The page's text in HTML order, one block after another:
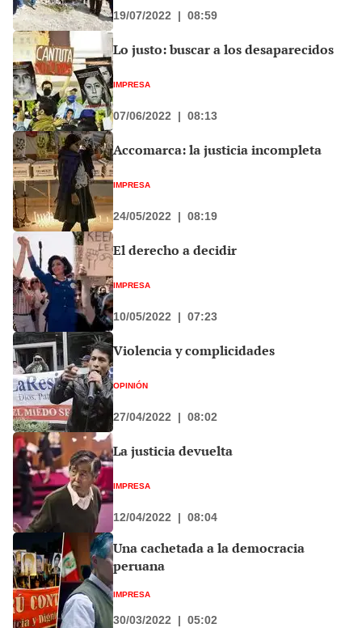
19/07/2022 | 08:59
Lo justo: buscar a los desaparecidos
IMPRESA
07/06/2022 | 08:13
Accomarca: la justicia incompleta
IMPRESA
24/05/2022 | 08:19
El derecho a decidir
IMPRESA
10/05/2022 | 07:23
Violencia y complicidades
OPINIÓN
27/04/2022 | 08:02
La justicia devuelta
IMPRESA
12/04/2022 | 08:04
Una cachetada a la democracia
peruana
IMPRESA
30/03/2022 | 05:02